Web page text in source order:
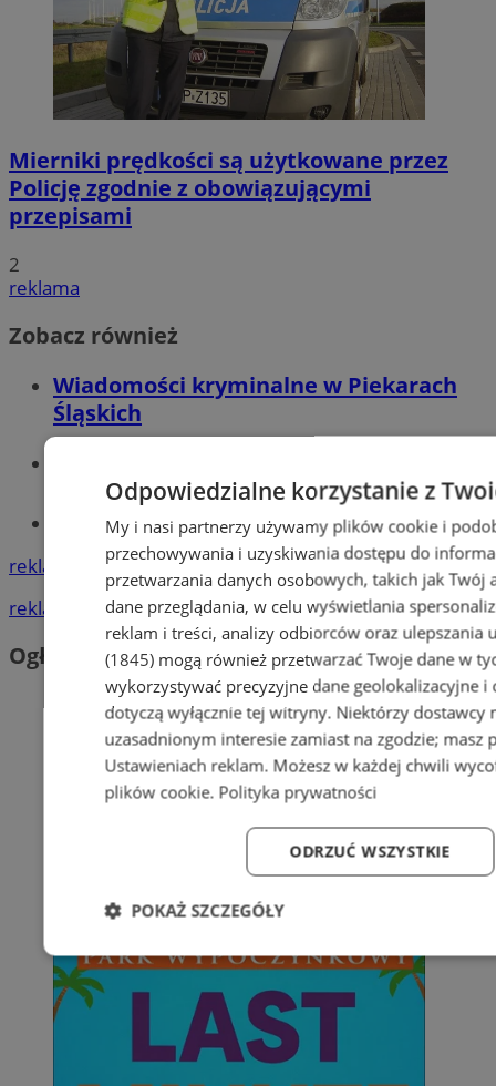
Mierniki prędkości są użytkowane przez
Policję zgodnie z obowiązującymi
przepisami
2
reklama
Zobacz również
Wiadomości kryminalne w Piekarach
Śląskich
Tworzenie stron www - Piekary Śląskie
reklama
reklama
Ogłoszenia
Odpowiedzialne korzystanie z
My i nasi partnerzy używamy plików cookie i
przechowywania i uzyskiwania dostępu do
przetwarzania danych osobowych, takich jak
dane przeglądania, w celu wyświetlania
reklam i treści, analizy odbiorców oraz ulepszania
(1845)mogą również przetwarzać Twoje dane w
wykorzystywać precyzyjne dane geolokalizacyjne
dotyczą wyłącznie tej witryny. Niektórzy dostawcy
uzasadnionym interesie zamiast na zgodzie; masz
Ustawieniach reklam. Możesz w każdej chwili
plików cookie. Polityka prywatności
ODRZUĆ WSZYSTKIE
POKAŻ SZCZEGÓŁY
Niezbędne Wydajność Targetowanie